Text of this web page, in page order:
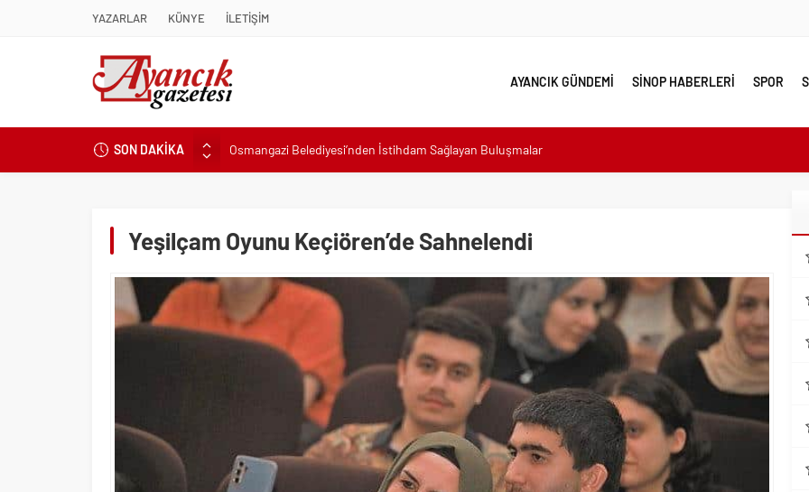
YAZARLAR KÜNYE İLETİŞİM
AYANCIK GÜNDEMİ SİNOP HABERLERİ SPOR
SON DAKİKA
Osmangazi Belediyesi’nden İstihdam Sağlayan Buluşmalar
Başkan Eşki’den Çamdibi çıkarması: “Halkımızın içinde, Bornova’nın hizmetindeyiz”
K. Menderes’te AKTAŞ Bereketi
Başkan Hatice Gençay: “Didim’in Her Noktasında Gece Gündüz Sahadayız”
Başkan Çerçioğlu’ndan 7 Eylül Temalı Ödüllü Resim, Şiir ve Kompozisyon Yarışması
Başkan Hatice Gençay: “Kadınlarımızın Üretim Gücünü Destekliyoruz”
Torbalı’nın kuru domates emekçileri yalnız bırakılmadı
Küçük işletmeler büyük siber risklerle karşı karşıya
Yeşilçam Oyunu Keçiören’de Sahnelendi